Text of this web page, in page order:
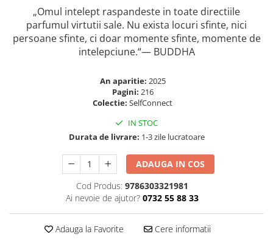
Elevi de 10 plus
Lecturi Scolare
Lumea Copilariei
Manuale - Carte Scolara
Clasa I
Clasa pregatitoare
„Omul intelept raspandeste in toate directiile
parfumul virtutii sale. Nu exista locuri sfinte, nici
persoane sfinte, ci doar momente sfinte, momente de
intelepciune.“— BUDDHA
An aparitie: 2025
Pagini: 216
Colectie: SelfConnect
IN STOC
Durata de livrare: 1-3 zile lucratoare
ADAUGA IN COS
Cod Produs: 9786303321981
Ai nevoie de ajutor? 0732 55 88 33
Adauga la Favorite Cere informatii